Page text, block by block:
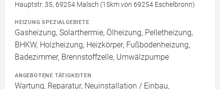
Hauptstr. 35, 69254 Malsch (15km von 69254 Eschelbronn)
HEIZUNG SPEZIALGEBIETE
Gasheizung, Solarthermie, Ölheizung, Pelletheizung,
BHKW, Holzheizung, Heizkörper, Fußbodenheizung,
Badezimmer, Brennstoffzelle, Umwälzpumpe
ANGEBOTENE TÄTIGKEITEN
Wartung, Reparatur, Neuinstallation / Einbau,